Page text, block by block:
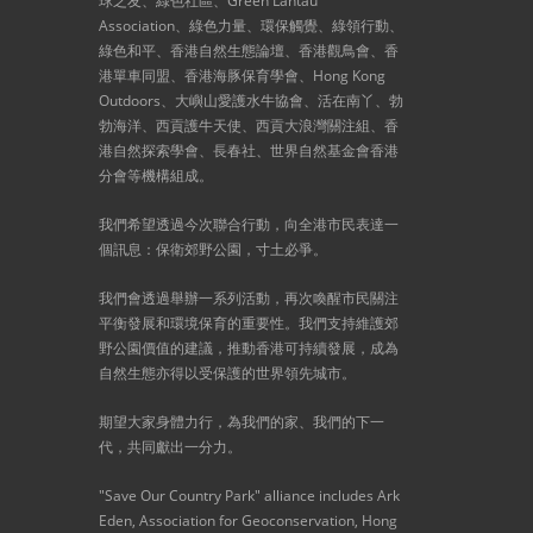
Association、綠色力量、環保觸覺、綠領行動、
綠色和平、香港自然生態論壇、香港觀鳥會、香
港單車同盟、香港海豚保育學會、Hong Kong
Outdoors、大嶼山愛護水牛協會、活在南丫、勃
勃海洋、西貢護牛天使、西貢大浪灣關注組、香
港自然探索學會、長春社、世界自然基金會香港
分會等機構組成。
我們希望透過今次聯合行動，向全港市民表達一
個訊息：保衛郊野公園，寸土必爭。
我們會透過舉辦一系列活動，再次喚醒市民關注
平衡發展和環境保育的重要性。我們支持維護郊
野公園價值的建議，推動香港可持續發展，成為
自然生態亦得以受保護的世界領先城市。
期望大家身體力行，為我們的家、我們的下一
代，共同獻出一分力。
"Save Our Country Park" alliance includes Ark
Eden, Association for Geoconservation, Hong